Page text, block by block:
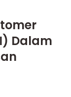
Dalam